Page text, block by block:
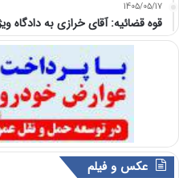
1405/05/17
قوه قضائیه: آقای خرازی به دادگاه
عکس و فیلم